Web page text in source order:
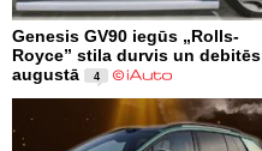
Genesis GV90 iegūs „Rolls-
Royce” stila durvis un debitēs
augustā
4